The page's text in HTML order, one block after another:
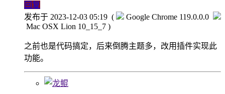
回复
发布于 2023-12-03 05:19 (
Google Chrome 119.0.0.0
Mac OSX Lion 10_15_7 )
之前也是代码搞定，后来倒腾主题多，改用插件实现此
功能。